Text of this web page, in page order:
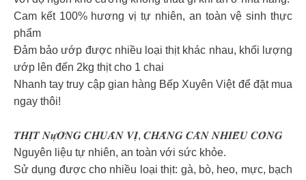
Cam kết 100% hương vị tự nhiên, an toàn vệ sinh thực
phẩm
Đảm bảo ướp được nhiều loại thịt khác nhau, khối lượng
ướp lên đến 2kg thịt cho 1 chai
Nhanh tay truy cập gian hàng Bếp Xuyên Việt để đặt mua
ngay thôi!
𝑻𝑯𝑰̣𝑻 𝑵𝒖̛̣𝑶̛́𝑵𝑮 𝑪𝑯𝑼𝑨̂̉𝑵 𝑽𝑰̣, 𝑪𝑯𝑨̆̉𝑵𝑮 𝑪𝑨̂̀𝑵 𝑵𝑯𝑰𝑬̂̀𝑼 𝑪𝑶̂𝑵𝑮
Nguyên liệu tự nhiên, an toàn với sức khỏe.
Sử dụng được cho nhiều loại thịt: gà, bò, heo, mực, bạch